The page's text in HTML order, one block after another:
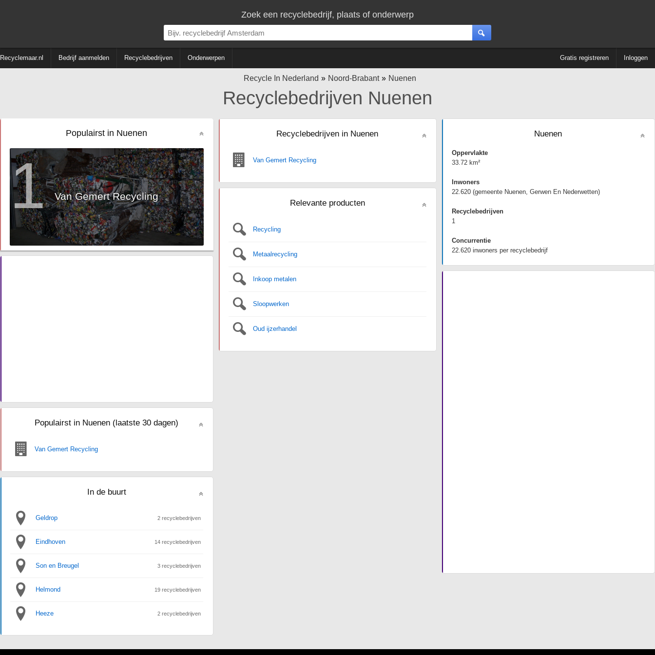
Zoek een recyclebedrijf, plaats of onderwerp
Recyclemaar.nl Bedrijf aanmelden Recyclebedrijven Onderwerpen Gratis registreren Inloggen
Recycle In Nederland Noord-Brabant Nuenen
Recyclebedrijven Nuenen
Populairst in Nuenen
1 Van Gemert Recycling
Populairst in Nuenen (laatste 30 dagen)
Van Gemert Recycling
In de buurt
Geldrop 2 recyclebedrijven
Eindhoven 14 recyclebedrijven
Son en Breugel 3 recyclebedrijven
Helmond 19 recyclebedrijven
Heeze 2 recyclebedrijven
Recyclebedrijven in Nuenen
Van Gemert Recycling
Relevante producten
Recycling
Metaalrecycling
Inkoop metalen
Sloopwerken
Oud ijzerhandel
Nuenen
Oppervlakte
33.72 km²
Inwoners
22.620 (gemeente Nuenen, Gerwen En Nederwetten)
Recyclebedrijven
1
Concurrentie
22.620 inwoners per recyclebedrijf